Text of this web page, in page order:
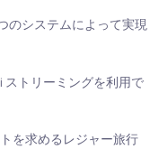
のシステムによって実現
ストリーミングを利用で
を求めるレジャー旅行